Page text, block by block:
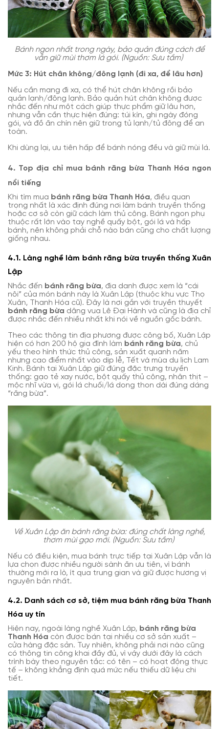
Bánh ngon nhất trong ngày, bảo quản đúng cách để
vẫn giữ mùi thơm lá gói. (Nguồn: Sưu tầm)
Mức 3: Hút chân không/đông lạnh (đi xa, để lâu hơn)
Nếu cần mang đi xa, có thể hút chân không rồi bảo
quản lạnh/đông lạnh. Bảo quản hút chân không được
nhắc đến như một cách giúp thực phẩm giữ lâu hơn,
nhưng vẫn cần thực hiện đúng: túi kín, ghi ngày đóng
gói, và đồ ăn chín nên giữ trong tủ lạnh/tủ đông để an
toàn.
Khi dùng lại, ưu tiên hấp để bánh nóng đều và giữ mùi lá.
4. Top địa chỉ mua bánh răng bừa Thanh Hóa ngon
nổi tiếng
Khi tìm mua bánh răng bừa Thanh Hóa, điều quan
trọng nhất là xác định đúng nơi làm bánh truyền thống
hoặc cơ sở còn giữ cách làm thủ công. Bánh ngon phụ
thuộc rất lớn vào tay nghề quấy bột, gói lá và hấp
bánh, nên không phải chỗ nào bán cũng cho chất lượng
giống nhau.
4.1. Làng nghề làm bánh răng bừa truyền thống Xuân
Lập
Nhắc đến bánh răng bừa, địa danh được xem là “cái
nôi” của món bánh này là Xuân Lập (thuộc khu vực Thọ
Xuân, Thanh Hóa cũ). Đây là nơi gắn với truyền thuyết
bánh răng bừa dâng vua Lê Đại Hành và cũng là địa chỉ
được nhắc đến nhiều nhất khi nói về nguồn gốc bánh.
Theo các thông tin địa phương được công bố, Xuân Lập
hiện có hơn 200 hộ gia đình làm bánh răng bừa, chủ
yếu theo hình thức thủ công, sản xuất quanh năm
nhưng cao điểm nhất vào dịp lễ, Tết và mùa du lịch Lam
Kinh. Bánh tại Xuân Lập giữ đúng đặc trưng truyền
thống: gạo tẻ xay nước, bột quấy thủ công, nhân thịt –
mộc nhĩ vừa vị, gói lá chuối/lá dong thon dài đúng dáng
“răng bừa”.
Về Xuân Lập ăn bánh răng bừa: đúng chất làng nghề,
thơm mùi gạo mới. (Nguồn: Sưu tầm)
Nếu có điều kiện, mua bánh trực tiếp tại Xuân Lập vẫn là
lựa chọn được nhiều người sành ăn ưu tiên, vì bánh
thường mới ra lò, ít qua trung gian và giữ được hương vị
nguyên bản nhất.
4.2. Danh sách cơ sở, tiệm mua bánh răng bừa Thanh
Hóa uy tín
Hiện nay, ngoài làng nghề Xuân Lập, bánh răng bừa
Thanh Hóa còn được bán tại nhiều cơ sở sản xuất –
cửa hàng đặc sản. Tuy nhiên, không phải nơi nào cũng
có thông tin công khai đầy đủ, vì vậy dưới đây là cách
trình bày theo nguyên tắc: có tên – có hoạt động thực
tế – không khẳng định quá mức nếu thiếu dữ liệu chi
tiết.